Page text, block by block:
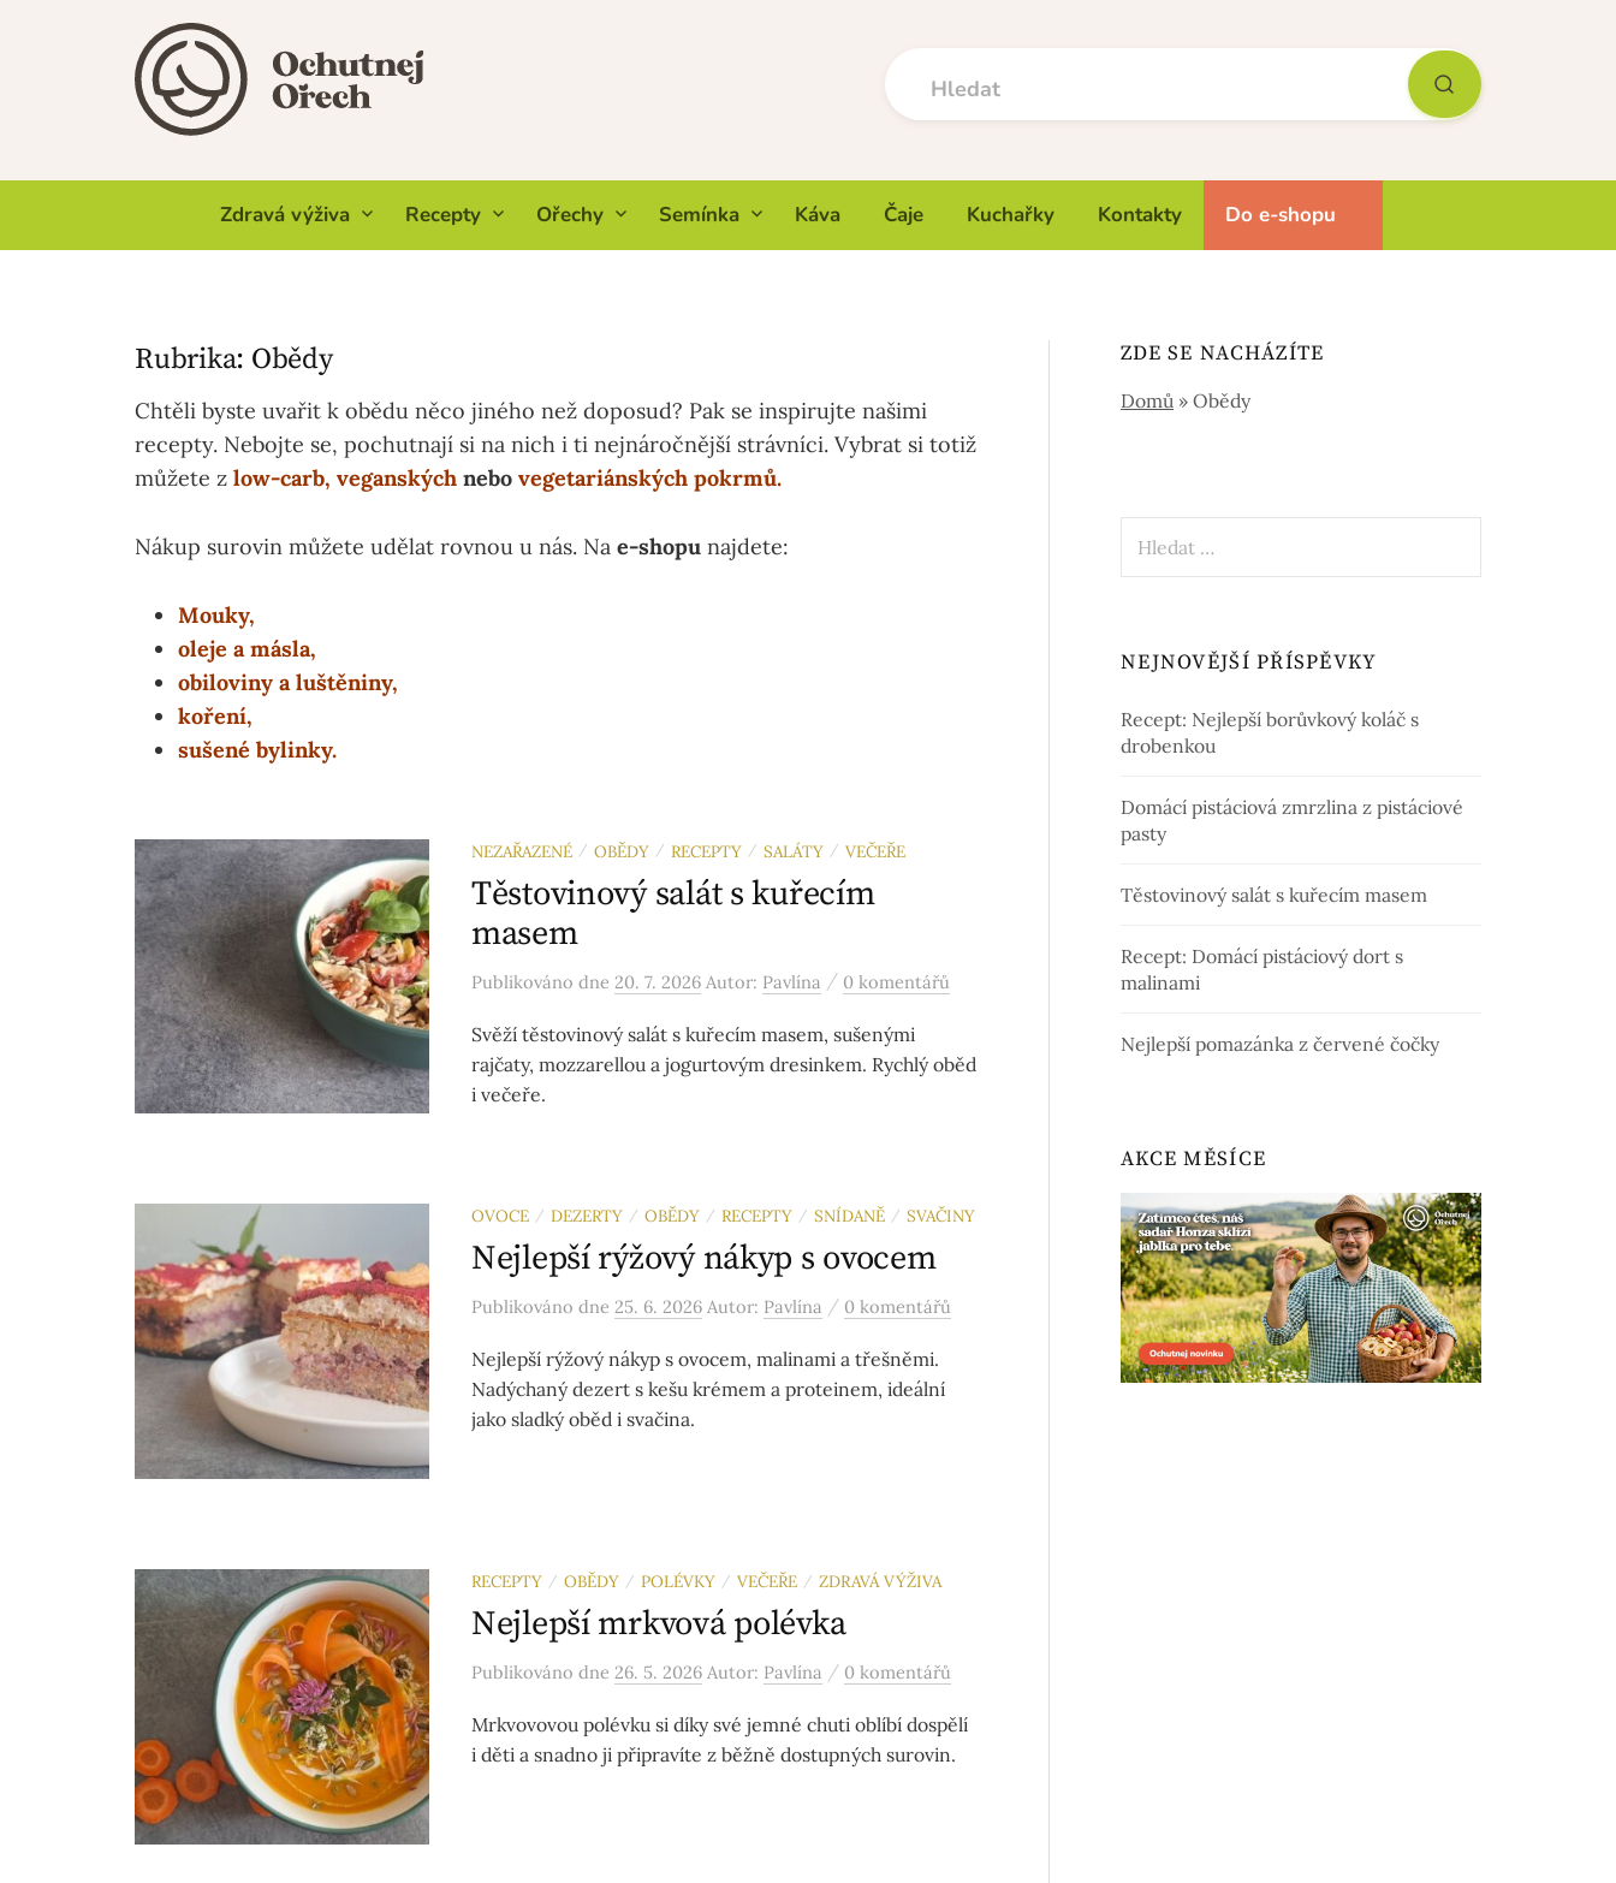
Zdravá výživa Recepty Ořechy Semínka Káva Čaje Kuchařky Kontakty Do e-shopu
Rubrika: Obědy
Chtěli byste uvařit k obědu něco jiného než doposud? Pak se inspirujte našimi
recepty. Nebojte se, pochutnají si na nich i ti nejnáročnější strávníci. Vybrat si totiž
můžete z low-carb, veganských nebo vegetariánských pokrmů.
Nákup surovin můžete udělat rovnou u nás. Na e-shopu najdete:
Mouky,
oleje a másla,
obiloviny a luštěniny,
koření,
sušené bylinky.
NEZAŘAZENÉ / OBĚDY / RECEPTY / SALÁTY / VEČEŘE
Těstovinový salát s kuřecím
masem
Publikováno dne 20. 7. 2026 Autor: Pavlína / 0 komentářů
Svěží těstovinový salát s kuřecím masem, sušenými
rajčaty, mozzarellou a jogurtovým dresinkem. Rychlý oběd
i večeře.
OVOCE / DEZERTY / OBĚDY / RECEPTY / SNÍDANĚ / SVAČINY
Nejlepší rýžový nákyp s ovocem
Publikováno dne 25. 6. 2026 Autor: Pavlína / 0 komentářů
Nejlepší rýžový nákyp s ovocem, malinami a třešněmi.
Nadýchaný dezert s kešu krémem a proteinem, ideální
jako sladký oběd i svačina.
RECEPTY / OBĚDY / POLÉVKY / VEČEŘE / ZDRAVÁ VÝŽIVA
Nejlepší mrkvová polévka
Publikováno dne 26. 5. 2026 Autor: Pavlína / 0 komentářů
Mrkvovovou polévku si díky své jemné chuti oblíbí dospělí
i děti a snadno ji připravíte z běžně dostupných surovin.
ZDE SE NACHÁZÍTE
Domů »Obědy
NEJNOVĚJŠÍ PŘÍSPĚVKY
Recept: Nejlepší borůvkový koláč s
drobenkou
Domácí pistáciová zmrzlina z pistáciové
pasty
Těstovinový salát s kuřecím masem
Recept: Domácí pistáciový dort s
malinami
Nejlepší pomazánka z červené čočky
AKCE MĚSÍCE